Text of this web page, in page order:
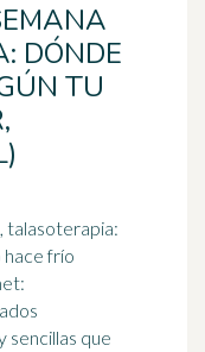
DÓNDE
TU
talasoterapia:
hace frío
sencillas que